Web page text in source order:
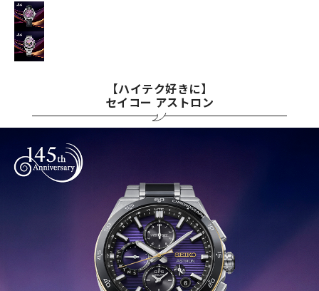
【ハイテク好きに】
セイコー アストロン